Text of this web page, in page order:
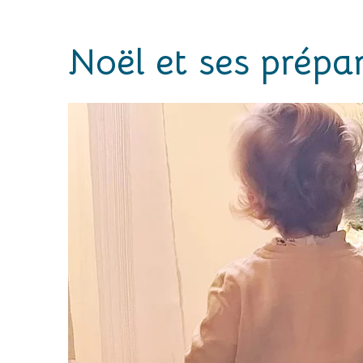
Noël et ses